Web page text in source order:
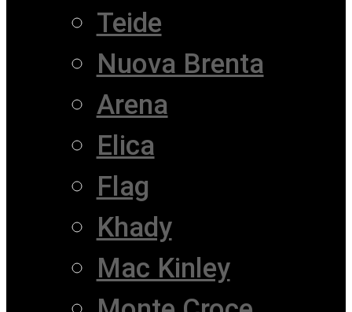
Teide
Nuova Brenta
Arena
Elica
Flag
Khady
Mac Kinley